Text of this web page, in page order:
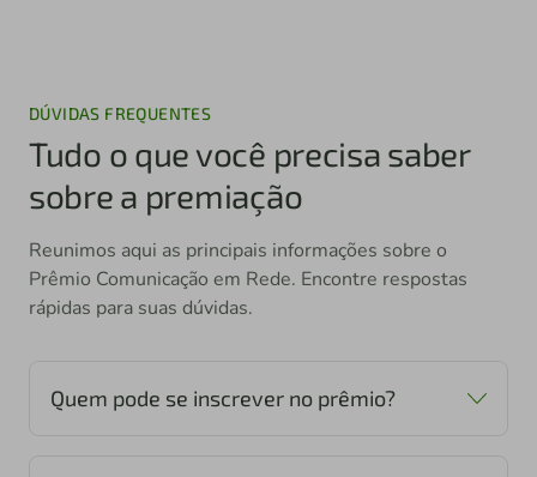
DÚVIDAS FREQUENTES
Tudo o que você precisa saber
sobre a premiação
Reunimos aqui as principais informações sobre o
Prêmio Comunicação em Rede. Encontre respostas
rápidas para suas dúvidas.
Quem pode se inscrever no prêmio?